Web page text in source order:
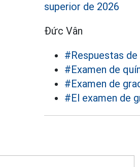
superior de 2026
Đức Vân
#Respuestas de
#Examen de
#Examen de
#El examen de